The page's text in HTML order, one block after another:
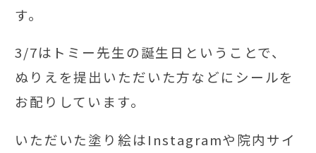
す。
3/7はトミー先生の誕生日ということで、
ぬりえを提出いただいた方などにシールを
お配りしています。
いただいた塗り絵はInstagramや院内サイ